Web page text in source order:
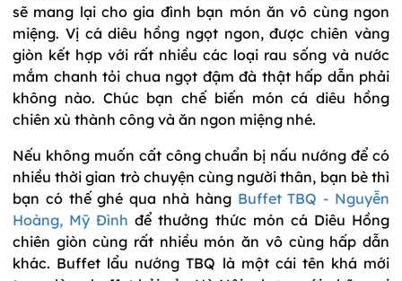
sẽ mang lại cho gia đình bạn món ăn vô cùng ngon
miệng. Vị cá diêu hồng ngọt ngon, được chiên vàng
giòn kết hợp với rất nhiều các loại rau sống và nước
mắm chanh tỏi chua ngọt đậm đà thật hấp dẫn phải
không nào. Chúc bạn chế biến món cá diêu hồng
chiên xù thành công và ăn ngon miệng nhé.
Nếu không muốn cất công chuẩn bị nấu nướng để có
nhiều thời gian trò chuyện cùng người thân, bạn bè thì
bạn có thế ghé qua nhà hàng Buffet TBQ - Nguyễn
Hoàng, Mỹ Đình để thưởng thức món cá Diêu Hồng
chiên giòn cùng rất nhiều món ăn vô cùng hấp dẫn
khác. Buffet lẩu nướng TBQ là một cái tên khá mới